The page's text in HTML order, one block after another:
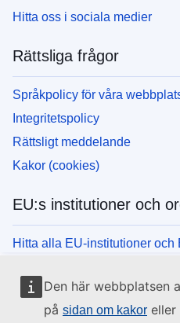
Den här webbplatsen
på sidan om kakor eller
Hitta oss i sociala medier
Rättsliga frågor
Språkpolicy för våra
Integritetspolicy
Rättsligt meddelande
Kakor (cookies)
EU:s institutioner och
Hitta alla EU-institutioner och